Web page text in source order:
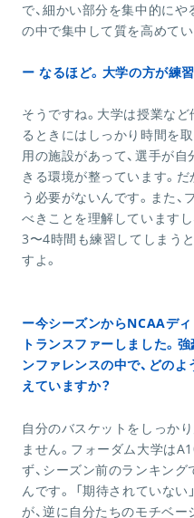
で、細かい部分を集中的に
の中で集中して質を高めてい
ー なるほど。大学の方が練
そうですね。大学は授業な
るときにはしっかり時間を
用の施設があって、選手が
きる環境が整っています。
う必要がないんです。また
べきことを理解していますし
3〜4時間も練習してしまう
すよ。
ー今シーズンからNCAAデ
トランスファーしました。
ンファレンスの中で、どの
えていますか？
自分のバスケットをしっか
ません。フォーダム大学は
ず、シーズン前のランキン
んです。 「期待されていない
が、逆に自分たちのモチベー